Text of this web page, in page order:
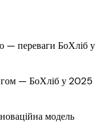
— переваги БоХліб у
— БоХліб у 2025
модель